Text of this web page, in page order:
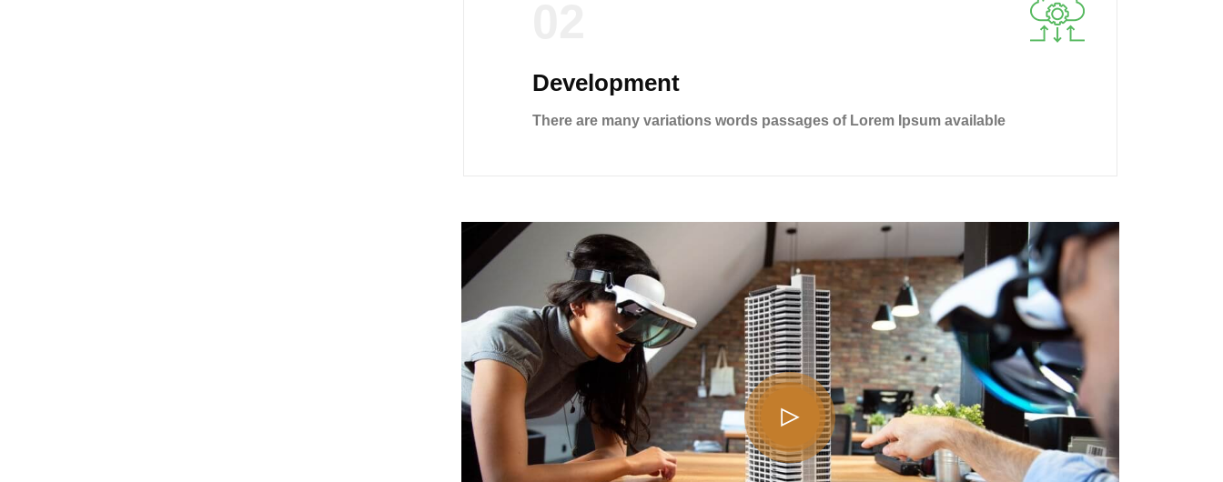
Development
There are many variations words passages of Lorem Ipsum available